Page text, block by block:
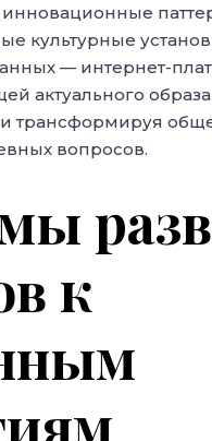
инновационные
культурные
— интернет-
актуального
и трансформируя
вопросов.
к